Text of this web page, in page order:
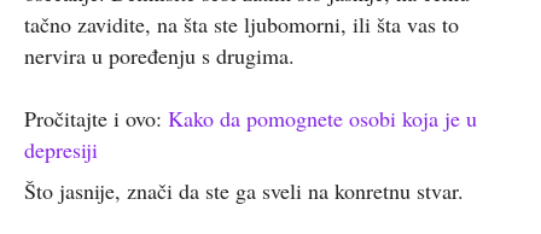
tačno zavidite, na šta ste ljubomorni, ili šta vas to
nervira u poređenju s drugima.
Pročitajte i ovo: Kako da pomognete osobi koja je u
depresiji
Što jasnije, znači da ste ga sveli na konretnu stvar.